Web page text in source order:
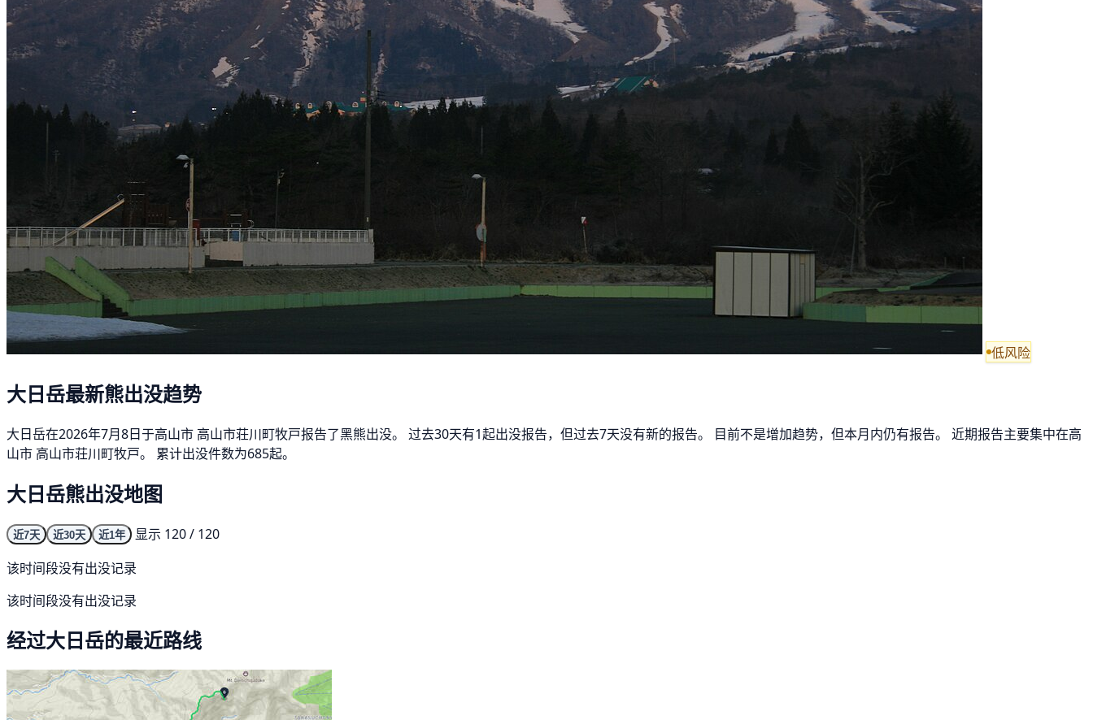
低风险
大日岳最新熊出没趋势
大日岳在2026年7月8日于高山市 高山市荘川町牧戸报告了黑熊出没。 过去30天有1起出没报告，但过去7天没有新的报告。 目前不是增加趋势，但本月内仍有报告。 近期报告主要集中在高
山市 高山市荘川町牧戸。 累计出没件数为685起。
大日岳熊出没地图
近7天 近30天 近1年
显示 120 / 120
该时间段没有出没记录
该时间段没有出没记录
经过大日岳的最近路线